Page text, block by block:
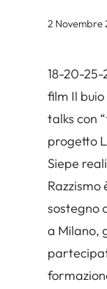
2 Novembre
18-20-25-
film Il
talks con
progetto
Siepe
Razzismo
sostegno
a Milano,